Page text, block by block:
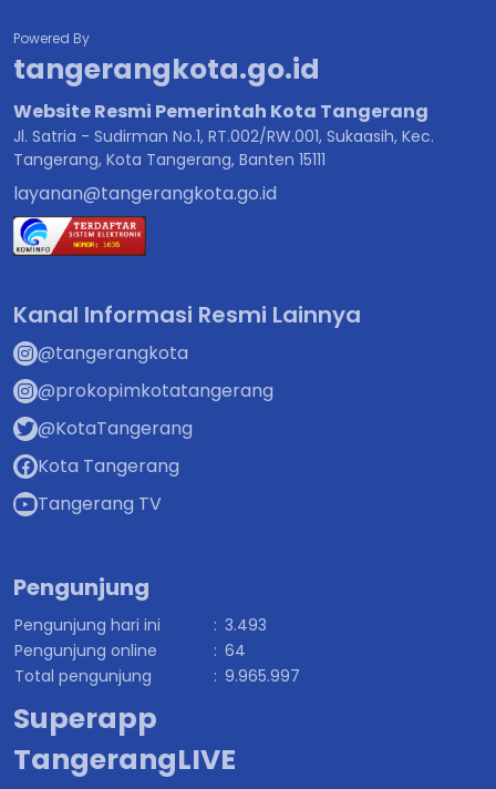
Powered By
tangerangkota.go.id
Website Resmi Pemerintah Kota Tangerang
Jl. Satria - Sudirman No.1, RT.002/RW.001, Sukaasih, Kec.
Tangerang, Kota Tangerang, Banten 15111
layanan@tangerangkota.go.id
Kanal Informasi Resmi Lainnya
@tangerangkota
@prokopimkotatangerang
@KotaTangerang
Kota Tangerang
Tangerang TV
Pengunjung
Pengunjung hari ini : 3.493
Pengunjung online
: 64
Total pengunjung
: 9.965.997
Superapp
TangerangLIVE